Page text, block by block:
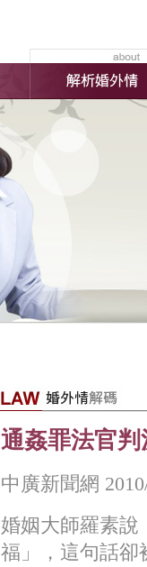
通姦罪法官
中廣新聞網
婚姻大師羅素說
福」，這句話卻